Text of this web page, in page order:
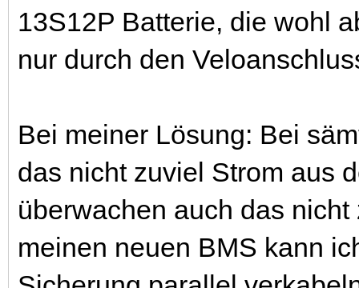
13S12P Batterie, die wohl
nur durch den
Bei meiner Lösung: Bei
das nicht zuviel Strom aus
überwachen auch das
meinen neuen BMS kann